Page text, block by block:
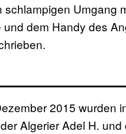
Umgang
dem Handy des
2015 wurden
Algerier Adel H.